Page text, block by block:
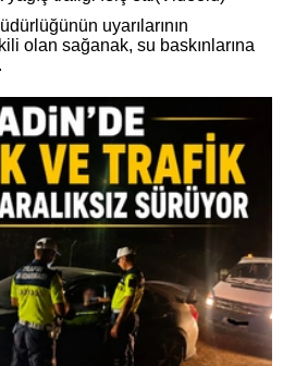
uyarılarının
olan sağanak, su baskınlarına